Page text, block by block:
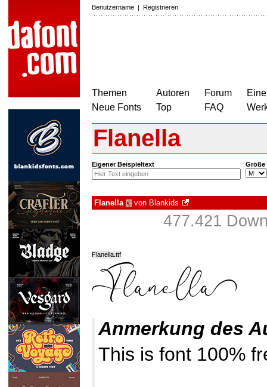
Benutzername | Registrieren
Themen
Neue Fonts
Autoren
Top
Forum
FAQ
Flanella
Eigener Beispieltext Größe
Flanella € von Blankids
477.421
Flanella.ttf
Anmerkung des
This is font 100%